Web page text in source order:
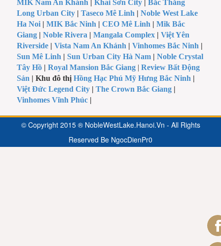
MIK Nam An Khánh |Khai Sơn City |Bắc Thăng
Long Urban City |Taseco Mê Linh |Noble West Lake
Ha Noi | MIK Bắc Ninh |CEO Mê Linh |Mik Bắc
Giang |Noble Rivera |Mangala Complex |Việt Yên
Riverside |Vista Nam An Khánh |Vinhomes Bắc Ninh |
Sun Mê Linh |Sun Urban City Hà Nam | Noble Crystal
Tây Hồ |Royal Mansion Bắc Giang |Review Bất Động
Sản | Khu đô thịHồng Hạc Phú Mỹ Hưng Bắc Ninh |
Việt Đức Legend City |The Crown Bắc Giang |
Vinhomes Vĩnh Phúc |
© Copyright 2015 ® NobleWestLake.Hanoi.Vn - All Rights
Reserved Be NgocDienPr0